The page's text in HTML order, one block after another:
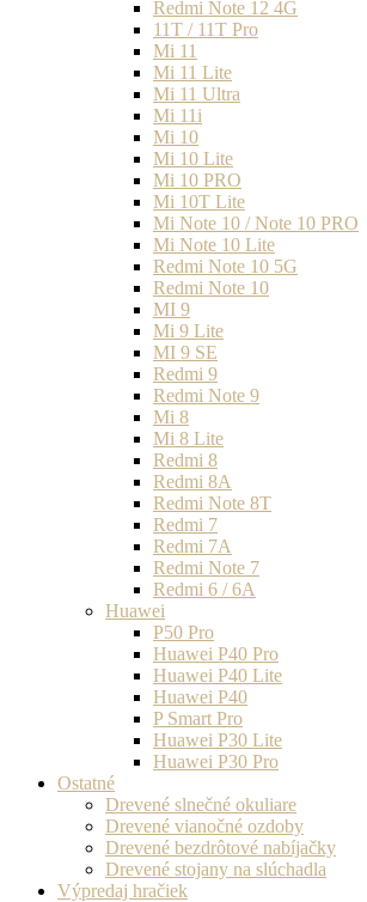
Redmi Note 12 4G
11T / 11T Pro
Mi 11
Mi 11 Lite
Mi 11 Ultra
Mi 11i
Mi 10
Mi 10 Lite
Mi 10 PRO
Mi 10T Lite
Mi Note 10 / Note 10 PRO
Mi Note 10 Lite
Redmi Note 10 5G
Redmi Note 10
MI 9
Mi 9 Lite
MI 9 SE
Redmi 9
Redmi Note 9
Mi 8
Mi 8 Lite
Redmi 8
Redmi 8A
Redmi Note 8T
Redmi 7
Redmi 7A
Redmi Note 7
Redmi 6 / 6A
Huawei
P50 Pro
Huawei P40 Pro
Huawei P40 Lite
Huawei P40
P Smart Pro
Huawei P30 Lite
Huawei P30 Pro
Ostatné
Drevené slnečné okuliare
Drevené vianočné ozdoby
Drevené bezdrôtové nabíjačky
Drevené stojany na slúchadla
Výpredaj hračiek